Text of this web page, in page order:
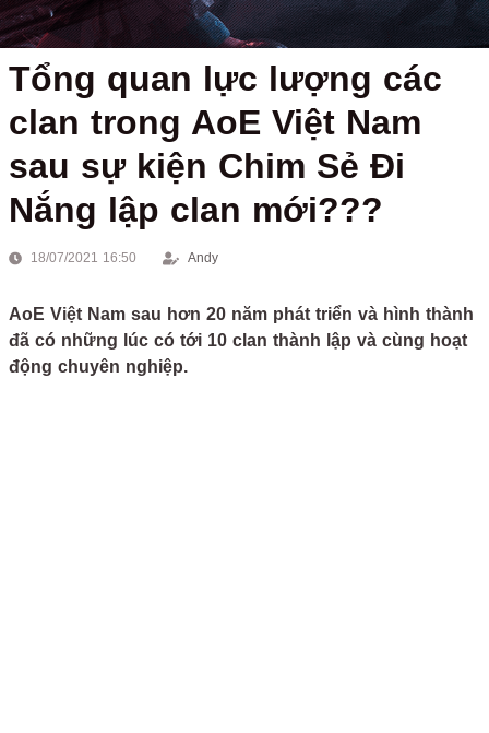
Tổng quan lực lượng các
clan trong AoE Việt Nam
sau sự kiện Chim Sẻ Đi
Nắng lập clan mới???
18/07/2021 16:50 Andy
AoE Việt Nam sau hơn 20 năm phát triển và hình thành
đã có những lúc có tới 10 clan thành lập và cùng hoạt
động chuyên nghiệp.